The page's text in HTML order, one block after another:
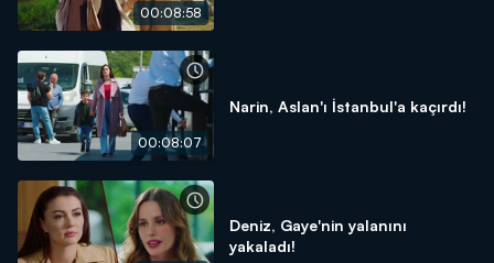
00:08:58
00:08:07
Narin, Aslan'ı İstanbul'a kaçırdı!
Deniz, Gaye'nin yalanını
yakaladı!